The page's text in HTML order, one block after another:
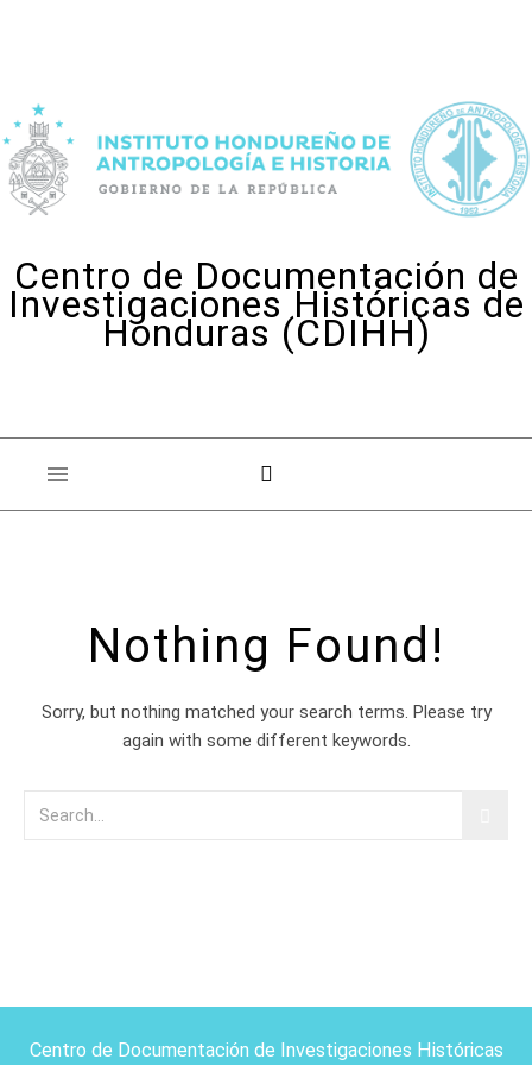
Centro de Documentación de
Investigaciones Históricas de
Honduras (CDIHH)
Nothing Found!
Sorry, but nothing matched your search terms. Please try
again with some different keywords.
Centro de Documentación de Investigaciones Históricas